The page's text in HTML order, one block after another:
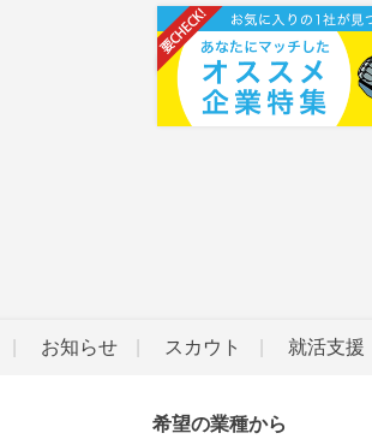
お知らせ スカウト 就活支援
希望の業種から